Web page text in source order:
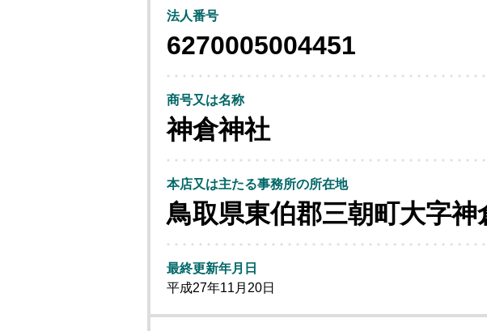
法人番号
6270005004451
商号又は名称
神倉神社
本店又は主たる事務所の所在地
鳥取県東伯郡三朝町大字
最終更新年月日
平成27年11月20日